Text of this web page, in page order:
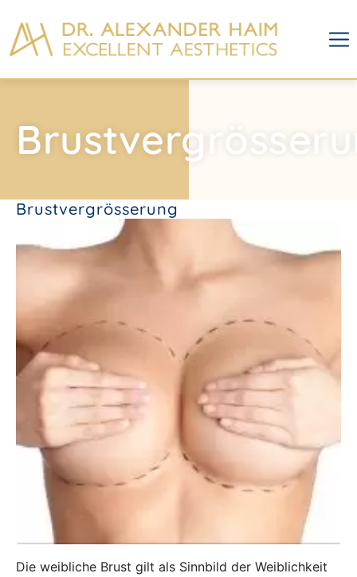
Brustvergrösserung
Die weibliche Brust gilt als Sinnbild der Weiblichkeit